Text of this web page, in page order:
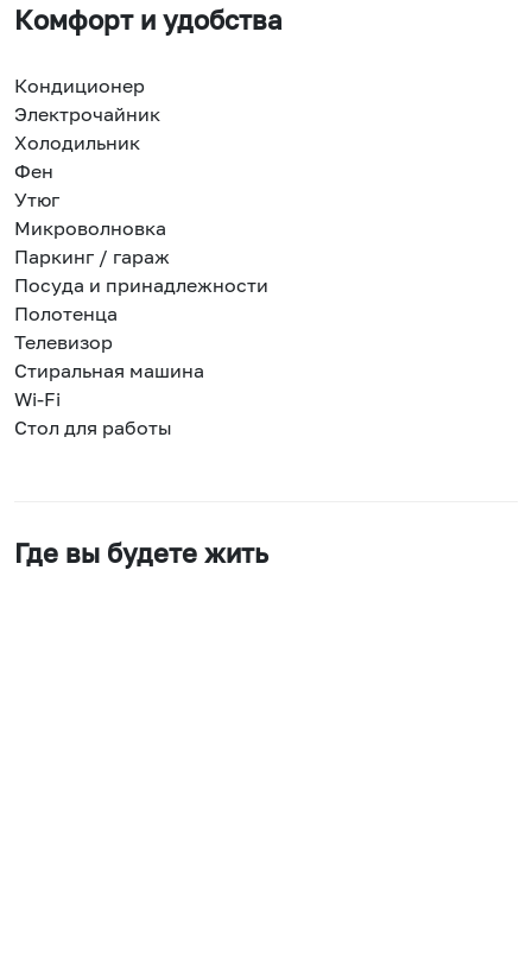
Комфорт и удобства
Кондиционер
Электрочайник
Холодильник
Фен
Утюг
Микроволновка
Паркинг / гараж
Посуда и принадлежности
Полотенца
Телевизор
Стиральная машина
Wi-Fi
Стол для работы
Где вы будете жить